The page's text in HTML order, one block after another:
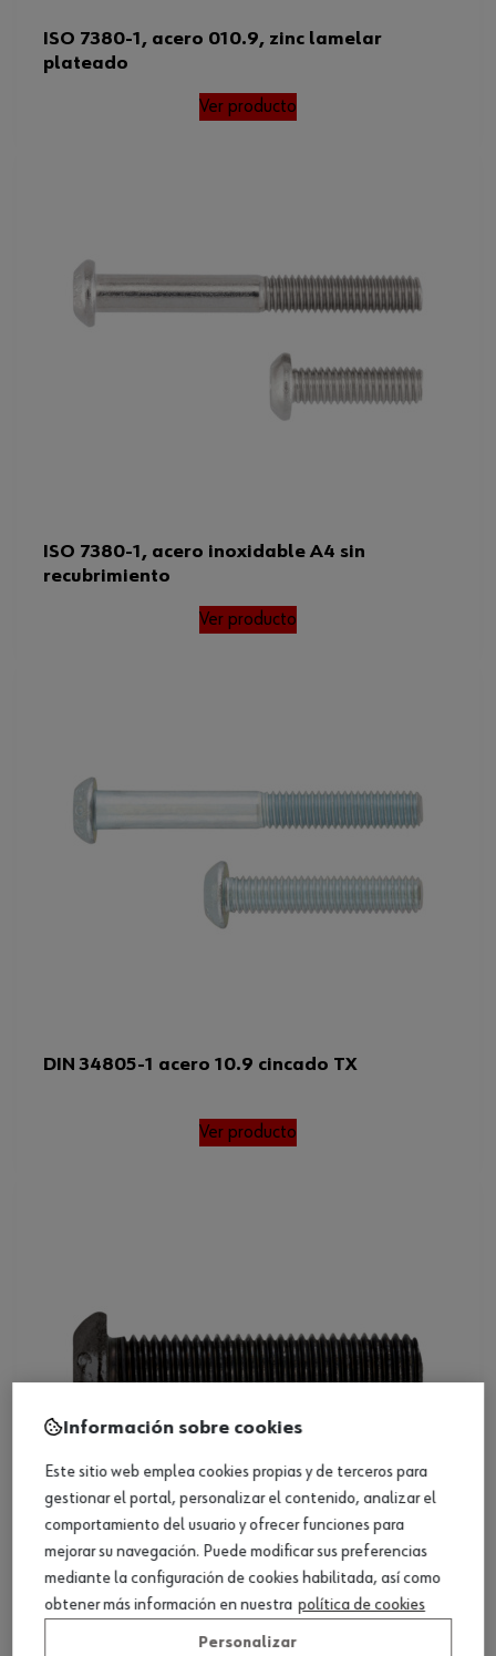
ISO 7380-1, acero 010.9, zinc lamelar
plateado
Ver producto
ISO 7380-1, acero inoxidable A4 sin
recubrimiento
Ver producto
DIN 34805-1 acero 10.9 cincado TX
Ver producto
ISO 7380-1 acero 010.9 cincado-niquelado,
negro
Ver producto
Información sobre cookies
Este sitio web emplea cookies propias y de terceros para
gestionar el portal, personalizar el contenido, analizar el
comportamiento del usuario y ofrecer funciones para
mejorar su navegación. Puede modificar sus preferencias
mediante la configuración de cookies habilitada, así como
obtener más información en nuestra política de cookies
Personalizar